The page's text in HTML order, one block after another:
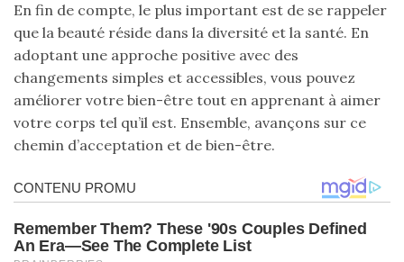
En fin de compte, le plus important est de se rappeler
que la beauté réside dans la diversité et la santé. En
adoptant une approche positive avec des
changements simples et accessibles, vous pouvez
améliorer votre bien-être tout en apprenant à aimer
votre corps tel qu’il est. Ensemble, avançons sur ce
chemin d’acceptation et de bien-être.